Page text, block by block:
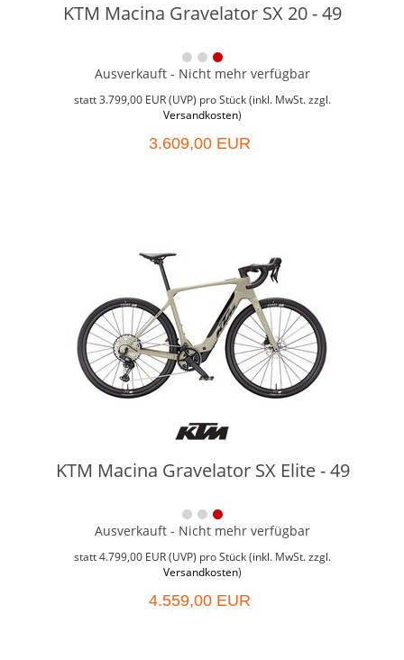
KTM Macina Gravelator SX 20 - 49
Ausverkauft - Nicht mehr verfügbar
statt3.799,00 EUR(UVP) pro Stück (inkl. MwSt. zzgl.
Versandkosten)
3.609,00 EUR
KTM Macina Gravelator SX Elite - 49
Ausverkauft - Nicht mehr verfügbar
statt4.799,00 EUR(UVP) pro Stück (inkl. MwSt. zzgl.
Versandkosten)
4.559,00 EUR